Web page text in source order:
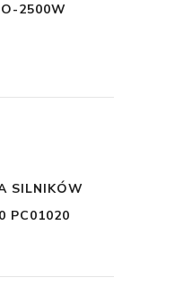
2500W
SILNIKÓW
PC01020